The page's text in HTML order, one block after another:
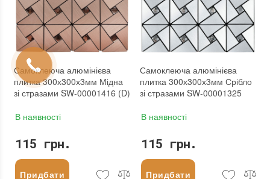
Бренд:
Sticker Wall
Тип поверхні: Матова
: новий
Бренд:
Sticker Wall
Тип поверхні: Матова
: новий
Зі знижкою
Самоклеюча алюмінієва
плитка 300х300х3мм Мідна
зі стразами SW-00001416 (D)
В наявності
115 грн.
Придбати
Самоклеюча алюмінієва
плитка 300х300х3мм Срібло
зі стразами SW-00001325
В наявності
115 грн.
Придбати